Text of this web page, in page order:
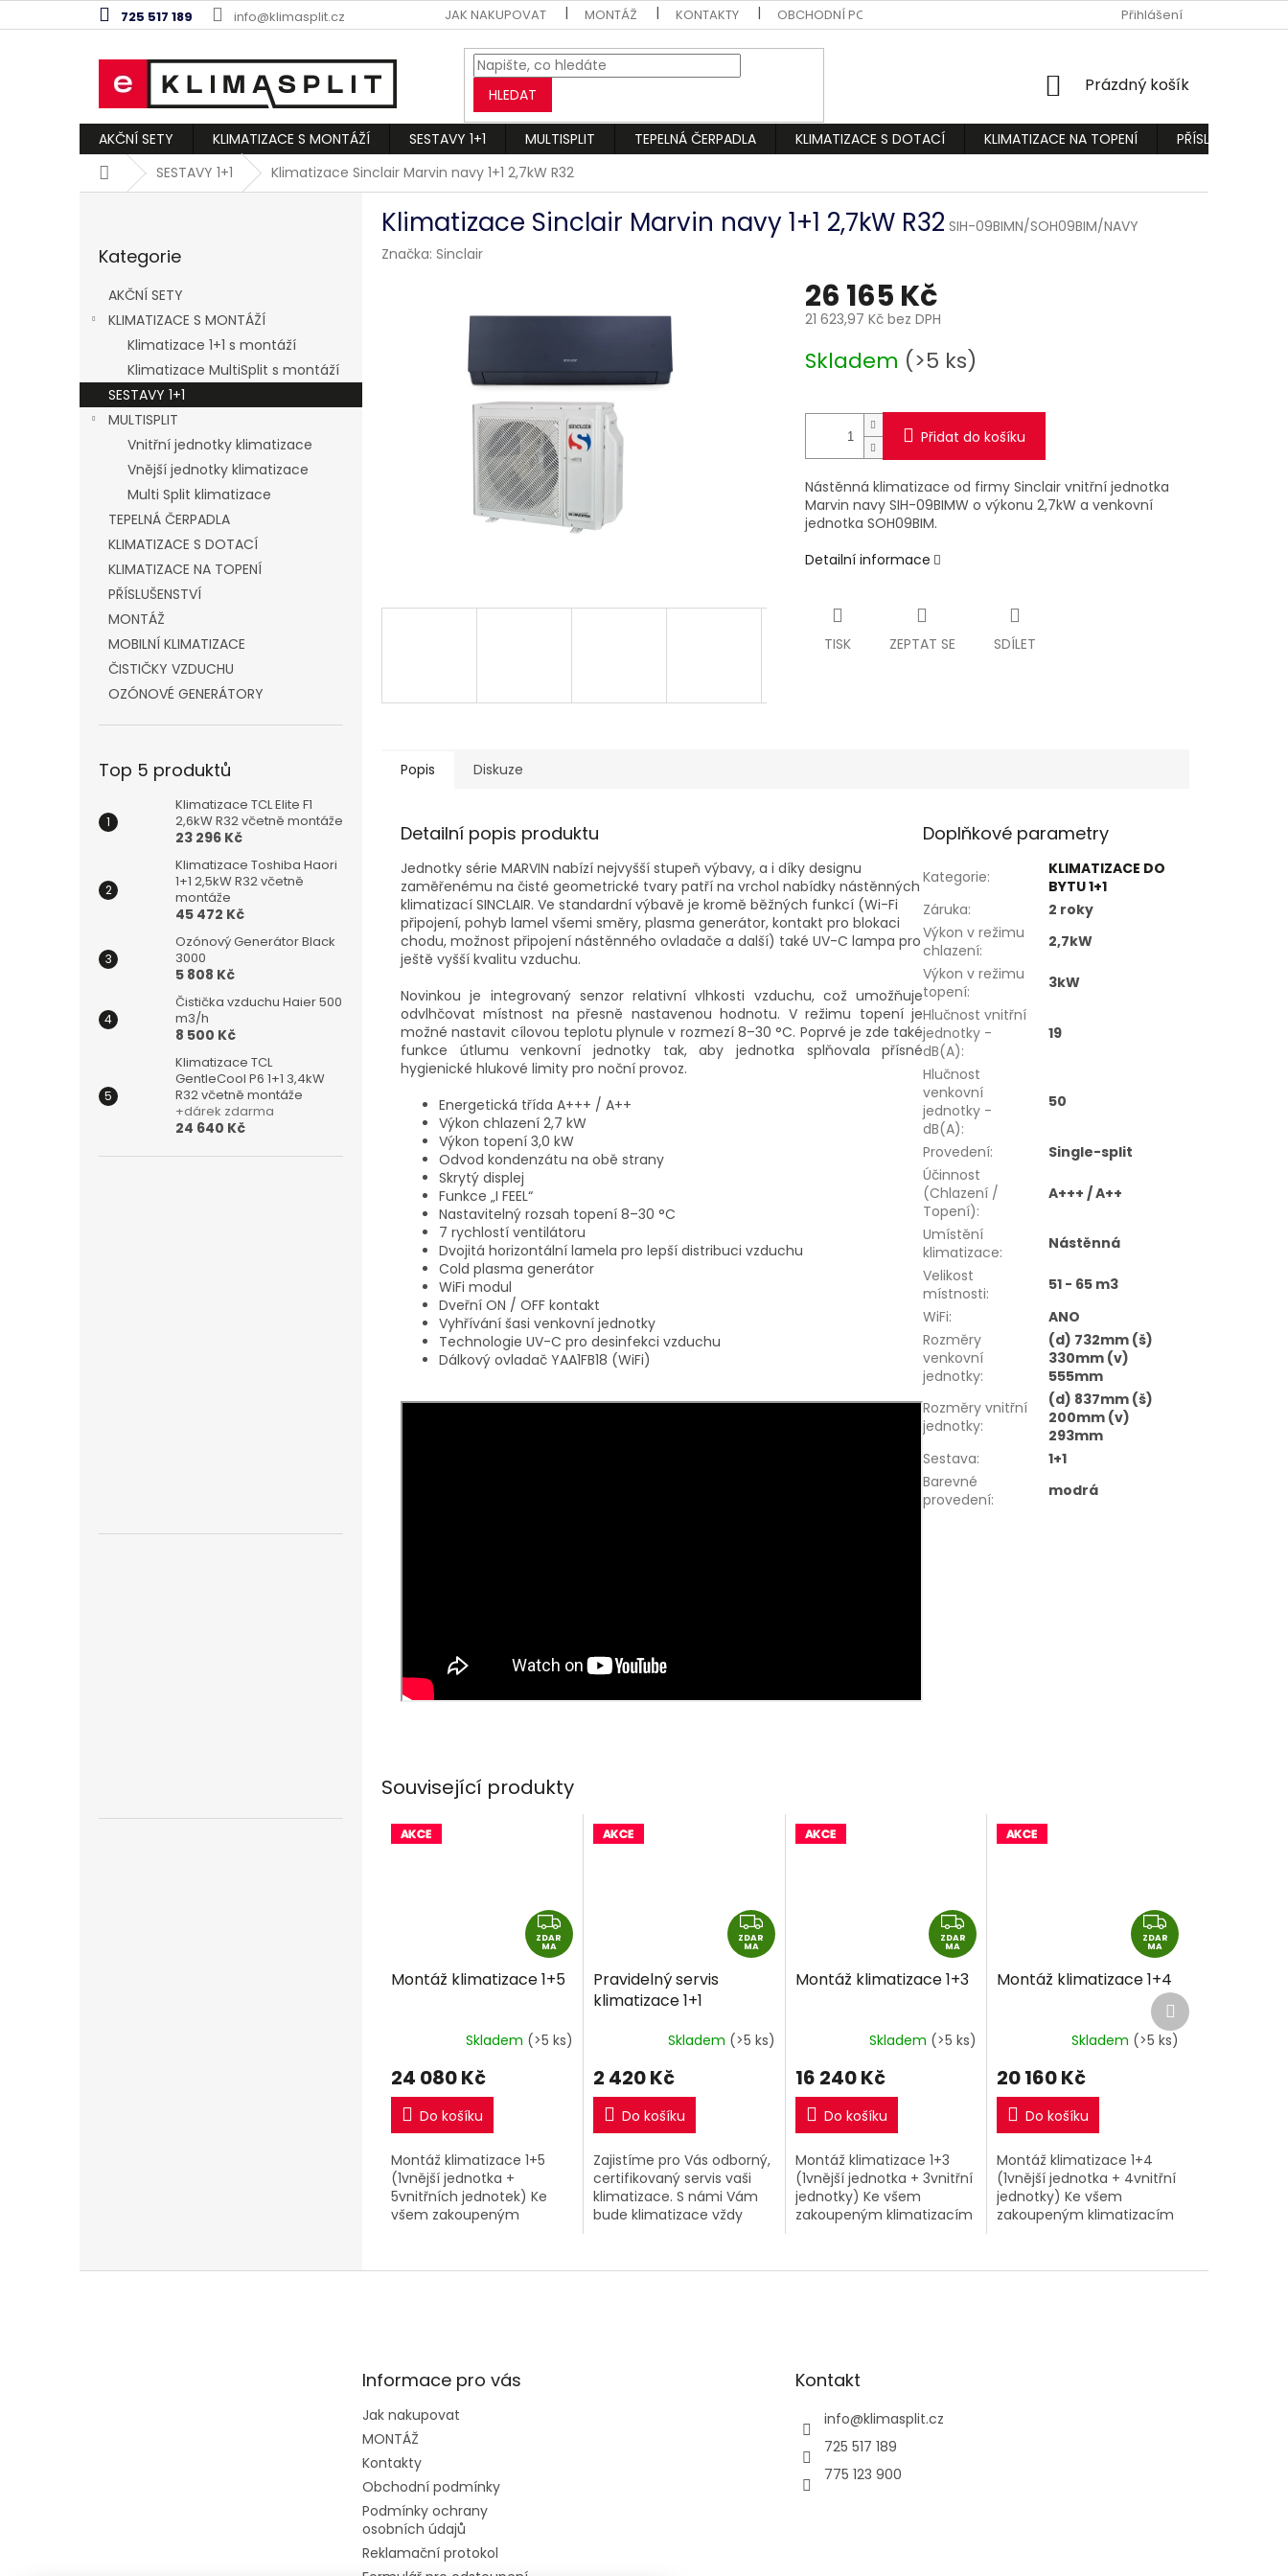
na
725 517 189 info@klimasplit.cz JAK NAKUPOVAT MONTÁŽ KONTAKTY OBCHODNÍ PODMÍNKY PODMÍNKY OCHRANY OSOBNÍCH ÚDAJŮ
Přihlášení
HLEDAT
NÁKUPNÍ
Prázdný košík
AKČNÍ SETY KLIMATIZACE S MONTÁŽÍ SESTAVY 1+1 MULTISPLIT TEPELNÁ ČERPADLA KLIMATIZACE S DOTACÍ KLIMATIZACE NA TOPENÍ
PŘÍSLUŠENSTVÍ
DomůSESTAVY 1+1 Klimatizace Sinclair Marvin navy 1+1 2,7kW R32
a
kategorie
Kategorie
AKČNÍ SETY
KLIMATIZACE S MONTÁŽÍ
Klimatizace 1+1 s montáží
Klimatizace MultiSplit s montáží
SESTAVY 1+1
MULTISPLIT
Vnitřní jednotky klimatizace
Vnější jednotky klimatizace
Multi Split klimatizace
TEPELNÁ ČERPADLA
KLIMATIZACE S DOTACÍ
KLIMATIZACE NA TOPENÍ
PŘÍSLUŠENSTVÍ
MONTÁŽ
MOBILNÍ KLIMATIZACE
ČISTIČKY VZDUCHU
OZÓNOVÉ GENERÁTORY
Top 5 produktů
Klimatizace TCL Elite F1
2,6kW R32 včetně montáže
23 296 Kč
Klimatizace Toshiba Haori
1+1 2,5kW R32 včetně
montáže
45 472 Kč
Ozónový Generátor Black
3000
5 808 Kč
Čistička vzduchu Haier 500
m3/h
8 500 Kč
Klimatizace TCL
GentleCool P6 1+1 3,4kW
R32 včetně montáže
+dárek zdarma
24 640 Kč
Klimatizace Sinclair Marvin navy 1+1 2,7kW R32 SIH-09BIMN/SOH09BIM/NAVY
Značka: Sinclair
26 165 Kč
21 623,97 Kč bez DPH
cena:
Skladem (>5 ks)
Přidat do košíku
Nástěnná klimatizace od firmy Sinclair vnitřní jednotka
Marvin navy SIH-09BIMW o výkonu 2,7kW a venkovní
jednotka SOH09BIM.
Detailní informace
TISK ZEPTAT SE SDÍLET
Související produkty
Z
D
R
A
ZDAR
MA
Montáž klimatizace 1+5
Skladem (>5 ks)
24 080 Kč
Do košíku
Montáž klimatizace 1+5
(1vnější jednotka +
5vnitřních jednotek) Ke
všem zakoupeným
přiobjednat nyní kompletní
Z
D
A
ZDAR
MA
Pravidelný servis
klimatizace 1+1
Skladem (>5 ks)
2 420 Kč
Do košíku
Zajistíme pro Vás odborný,
certifikovaný servis vaši
klimatizace. S námi Vám
bude klimatizace vždy
prohlídky a celkovou
Z
D
R
A
ZDAR
MA
Montáž klimatizace 1+3
Skladem (>5 ks)
16 240 Kč
Do košíku
Montáž klimatizace 1+3
(1vnější jednotka + 3vnitřní
jednotky) Ke všem
zakoupeným klimatizacím
kompletní montáž za
Z
D
R
M
A
ZDAR
MA
Montáž klimatizace 1+4
Skladem (>5 ks)
20 160 Kč
Do košíku
Montáž klimatizace 1+4
(1vnější jednotka + 4vnitřní
jednotky) Ke všem
zakoupeným klimatizacím
kompletní montáž za
Další
produkt
Popis Diskuze
Detailní popis produktu
Jednotky série MARVIN nabízí nejvyšší stupeň výbavy, a i díky designu
zaměřenému na čisté geometrické tvary patří na vrchol nabídky nástěnných
klimatizací SINCLAIR. Ve standardní výbavě je kromě běžných funkcí (Wi-Fi
připojení, pohyb lamel všemi směry, plasma generátor, kontakt pro blokaci
chodu, možnost připojení nástěnného ovladače a další) také UV-C lampa pro
ještě vyšší kvalitu vzduchu.
Novinkou je integrovaný senzor relativní vlhkosti vzduchu, což umožňuje
odvlhčovat místnost na přesně nastavenou hodnotu. V režimu topení je
možné nastavit cílovou teplotu plynule v rozmezí 8–30 °C. Poprvé je zde také
funkce útlumu venkovní jednotky tak, aby jednotka splňovala přísné
hygienické hlukové limity pro noční provoz.
Energetická třída A+++ / A++
Výkon chlazení 2,7 kW
Výkon topení 3,0 kW
Odvod kondenzátu na obě strany
Skrytý displej
Funkce „I FEEL“
Nastavitelný rozsah topení 8–30 °C
7 rychlostí ventilátoru
Dvojitá horizontální lamela pro lepší distribuci vzduchu
Cold plasma generátor
WiFi modul
Dveřní ON / OFF kontakt
Vyhřívání šasi venkovní jednotky
Technologie UV-C pro desinfekci vzduchu
Dálkový ovladač YAA1FB18 (WiFi)
Doplňkové parametry
Kategorie:
KLIMATIZACE DO
BYTU 1+1
Záruka:
2 roky
Výkon v režimu
chlazení:
2,7kW
Výkon v režimu
topení:
3kW
Hlučnost vnitřní
jednotky -
dB(A):
19
Hlučnost
venkovní
jednotky -
dB(A):
50
Provedení:
Single-split
Účinnost
(Chlazení /
Topení):
A+++ / A++
Umístění
klimatizace:
Nástěnná
Velikost
místnosti:
51 - 65 m3
WiFi:
ANO
Rozměry
venkovní
jednotky:
(d) 732mm (š)
330mm (v)
555mm
Rozměry vnitřní
jednotky:
(d) 837mm (š)
200mm (v)
293mm
Sestava:
1+1
Barevné
provedení: modrá
Informace pro vás
Jak nakupovat
MONTÁŽ
Kontakty
Obchodní podmínky
Podmínky ochrany
osobních údajů
Reklamační protokol
Kontakt
info@klimasplit.cz
725 517 189
775 123 900